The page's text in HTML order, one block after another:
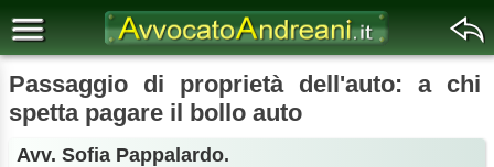
Passaggio di proprietà dell'auto: a chi
spetta pagare il bollo auto
Avv. Sofia Pappalardo.